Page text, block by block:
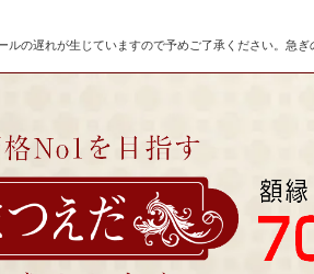
の遅れが生じていますので予めご了承ください。急ぎ